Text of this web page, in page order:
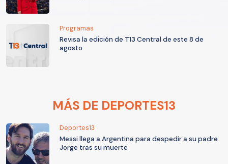
Programas
Revisa la edición de T13 Central de este 8 de
agosto
MÁS DE DEPORTES13
Deportes13
Messi llega a Argentina para despedir a su padre
Jorge tras su muerte